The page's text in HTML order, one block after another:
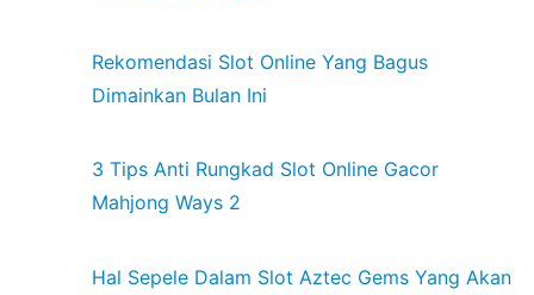
Rekomendasi Slot Online Yang Bagus
Dimainkan Bulan Ini
3 Tips Anti Rungkad Slot Online Gacor
Mahjong Ways 2
Hal Sepele Dalam Slot Aztec Gems Yang Akan